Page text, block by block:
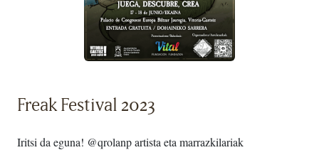
Freak Festival 2023
Iritsi da eguna! @qrolanp artista eta marrazkilariak